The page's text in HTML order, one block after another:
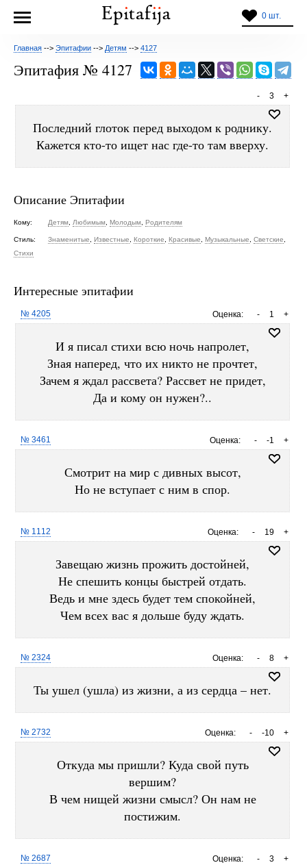
0 шт.
Главная --> Эпитафии --> Детям --> 4127
Эпитафия № 4127
+
3
-
Последний глоток перед выходом к роднику.
Кажется кто-то ищет нас где-то там вверху.
Описание Эпитафии
Кому: Детям Любимым Молодым Родителям
Стиль: Знаменитые Известные Короткие Красивые Музыкальные Светские
Стихи
Интересные эпитафии
Оценка: +
1
-
№ 4205
И я писал стихи всю ночь напролет,
Зная наперед, что их никто не прочтет,
Зачем я ждал рассвета? Рассвет не придет,
Да и кому он нужен?..
Оценка: +
-1
-
№ 3461
Смотрит на мир с дивных высот,
Но не вступает с ним в спор.
Оценка: +
19
-
№ 1112
Завещаю жизнь прожить достойней,
Не спешить концы быстрей отдать.
Ведь и мне здесь будет тем спокойней,
Чем всех вас я дольше буду ждать.
Оценка: +
8
-
№ 2324
Ты ушел (ушла) из жизни, а из сердца – нет.
Оценка: +
-10
-
№ 2732
Откуда мы пришли? Куда свой путь
вершим?
В чем нищей жизни смысл? Он нам не
постижим.
Оценка: +
3
-
№ 2687